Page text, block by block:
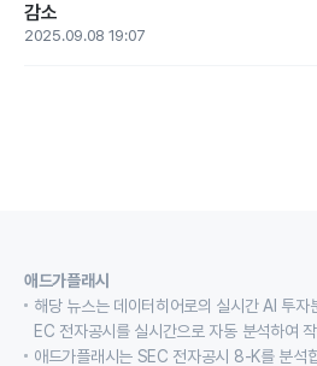
감소
2025.09.08 19:07
애드가플래시
해당 뉴스는 데이터히어로의 실시간 AI 투자
EC 전자공시를 실시간으로 자동 분석하여
애드가플래시는 SEC 전자공시 8-K를 분석